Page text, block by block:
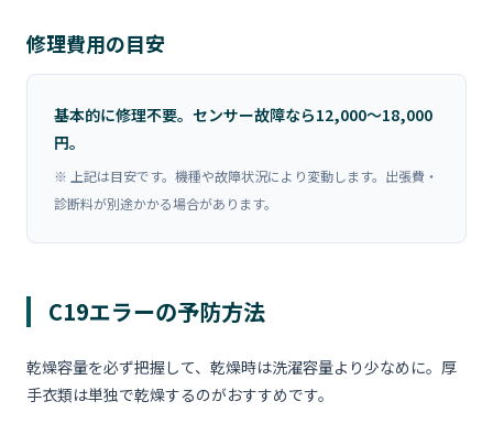
修理費用の目安
基本的に修理不要。センサー故障なら12,000〜18,000
円。
※ 上記は目安です。機種や故障状況により変動します。出張費・
診断料が別途かかる場合があります。
C19エラーの予防方法
乾燥容量を必ず把握して、乾燥時は洗濯容量より少なめに。厚
手衣類は単独で乾燥するのがおすすめです。